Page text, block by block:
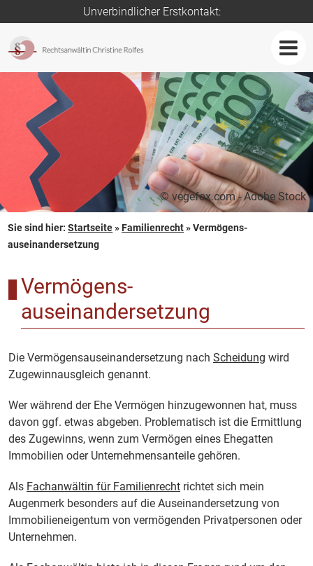
Unverbindlicher Erstkontakt:
© vegefox.com - Adobe Stock
Sie sind hier:Startseite»Familienrecht»Vermögens­
auseinandersetzung
Vermögens­
auseinandersetzung
Die Vermögensauseinandersetzung nach Scheidung wird
Zugewinnausgleich genannt.
Wer während der Ehe Vermögen hinzugewonnen hat, muss
davon ggf. etwas abgeben. Problematisch ist die Ermittlung
des Zugewinns, wenn zum Vermögen eines Ehegatten
Immobilien oder Unternehmensanteile gehören.
Als Fachanwältin für Familienrecht richtet sich mein
Augenmerk besonders auf die Auseinandersetzung von
Immobilieneigentum von vermögenden Privatpersonen oder
Unternehmen.